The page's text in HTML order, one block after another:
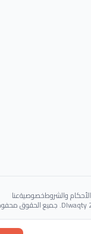
الأحكام والشروطخصوصيةعنا
Powered byGAIT